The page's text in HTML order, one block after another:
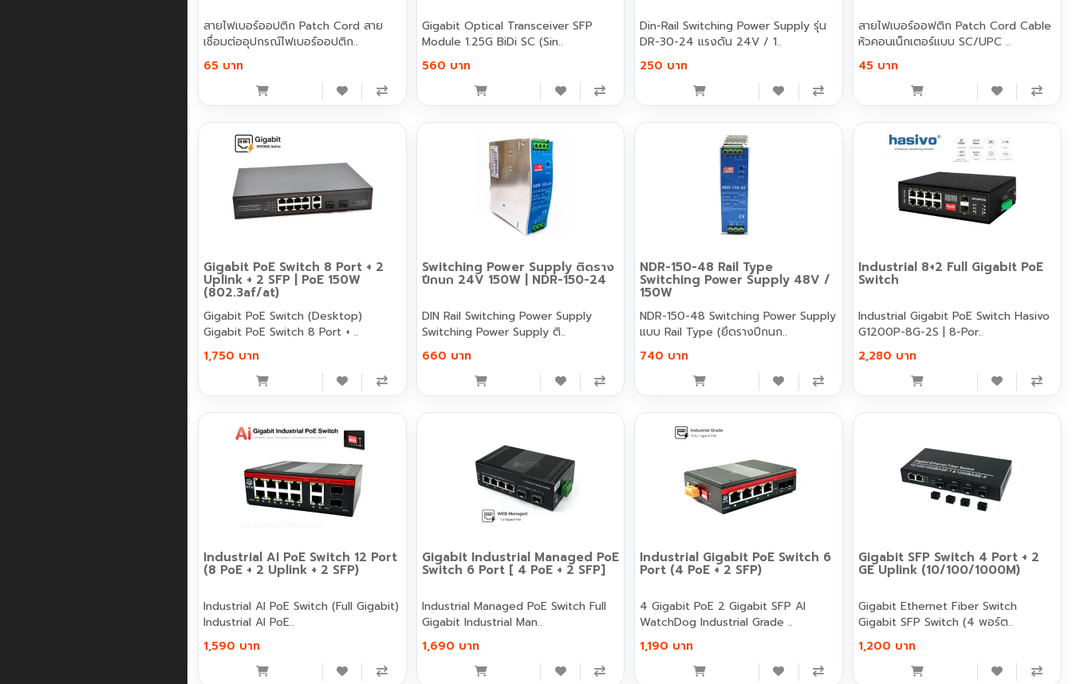
สายไฟเบอร์ออปติก Patch Cord สาย
เชื่อมต่ออุปกรณ์ไฟเบอร์ออปติก..
65 บาท
Gigabit Optical Transceiver SFP
Module 1.25G BiDi SC (Sin..
560 บาท
Din-Rail Switching Power Supply รุ่น
DR-30-24 แรงดัน 24V / 1..
250 บาท
สายไฟเบอร์ออฟติก Patch Cord Cable
หัวคอนเน็กเตอร์แบบ SC/UPC ..
45 บาท
Gigabit PoE Switch 8 Port + 2
Uplink + 2 SFP | PoE 150W
(802.3af/at)
Gigabit PoE Switch (Desktop)
Gigabit PoE Switch 8 Port + ..
1,750 บาท
Switching Power Supply ติดราง
ปีกนก 24V 150W | NDR-150-24
DIN Rail Switching Power Supply
Switching Power Supply ติ..
660 บาท
NDR-150-48 Rail Type
Switching Power Supply 48V /
150W
NDR-150-48 Switching Power Supply
แบบ Rail Type (ยึดรางปีกนก..
740 บาท
Industrial 8+2 Full Gigabit PoE
Switch
Industrial Gigabit PoE Switch Hasivo
G1200P-8G-2S | 8-Por..
2,280 บาท
Industrial AI PoE Switch 12 Port
(8 PoE + 2 Uplink + 2 SFP)
Industrial AI PoE Switch (Full Gigabit)
Industrial AI PoE..
1,590 บาท
Gigabit Industrial Managed PoE
Switch 6 Port [ 4 PoE + 2 SFP]
Industrial Managed PoE Switch Full
Gigabit Industrial Man..
1,690 บาท
Industrial Gigabit PoE Switch 6
Port (4 PoE + 2 SFP)
4 Gigabit PoE 2 Gigabit SFP AI
WatchDog Industrial Grade ..
1,190 บาท
Gigabit SFP Switch 4 Port + 2
GE Uplink (10/100/1000M)
Gigabit Ethernet Fiber Switch
Gigabit SFP Switch (4 พอร์ต..
1,200 บาท